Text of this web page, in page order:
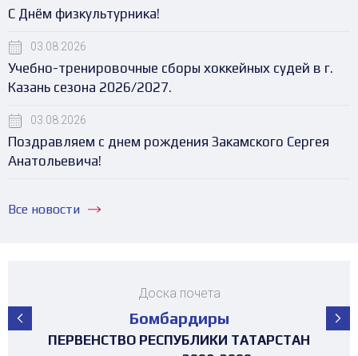
С Днём физкультурника!
03.08.2026
Учебно-тренировочные сборы хоккейных судей в г.
Казань сезона 2026/2027.
03.08.2026
Поздравляем с днем рождения Закамского Сергея
Анатольевича!
Все новости
Доска почета
Бомбардиры
ТУРНИР НА ПРИЗЫ ФЕДЕРАЦИИ
ПЕРВЕНСТВО РЕСПУБЛИКИ ТАТАРСТАН
ПЕРВЕНСТВО РЕСПУБЛИКИ ТАТАРСТАН
ПЕРВЕНСТВО РЕСПУБЛИКИ ТАТАРСТАН
ПЕРВЕНСТВО РЕСПУБЛИКИ ТАТАРСТАН
ПЕРВЕНСТВО РЕСПУБЛИКИ ТАТАРСТАН
ТУРНИР НА ПРИЗЫ ФЕДЕРАЦИИ
ТУРНИР 4х4 ПОСВЯЩЕННЫЙ "ДНЮ
ПЕРВЕНСТВО РЕСПУБЛИКИ ТАТАРСТАН
МАТЧ ЗВЁЗД ПЕРВЕНСТВА РТ среди
ТУРНИР НА ПРИЗЫ ФЕДЕРАЦИИ
ПЕРВЕНСТВО РЕСПУБЛИКИ ТАТАРСТАН